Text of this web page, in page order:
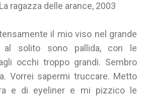
ragazza delle arance, 2003
il mio viso nel grande
al solito sono pallida, con le
occhi troppo grandi. Sembro
Vorrei sapermi truccare. Metto
e di eyeliner e mi pizzico le